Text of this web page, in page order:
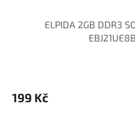
ELPIDA 2GB DDR3
199 Kč